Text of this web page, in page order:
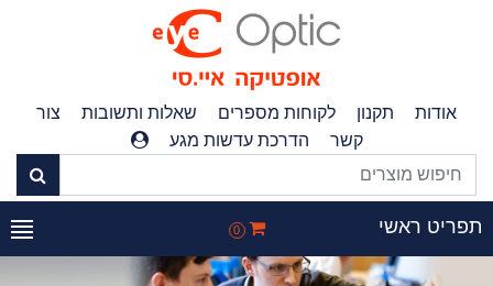
אודות תקנון לקוחות מספרים שאלות ותשובות
צור
קשר
הדרכת עדשות מגע
תפריט ראשי 0